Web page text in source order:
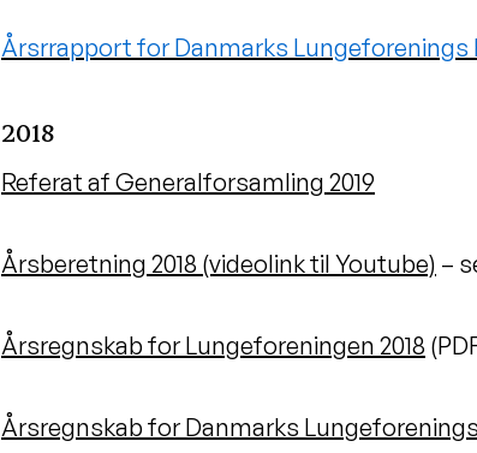
Årsrrapport for Danmarks Lungeforenings
2018
Referat af Generalforsamling 2019
Årsberetning 2018 (videolink til Youtube) –
Årsregnskab for Lungeforeningen 2018
Årsregnskab for Danmarks Lungeforenings